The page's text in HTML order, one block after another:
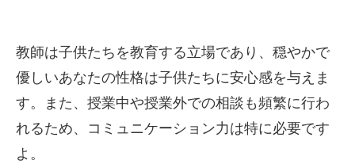
教師は子供たちを教育する立場であり、穏やかで
優しいあなたの性格は子供たちに安心感を与えま
す。また、授業中や授業外での相談も頻繁に行わ
れるため、コミュニケーション力は特に必要です
よ。